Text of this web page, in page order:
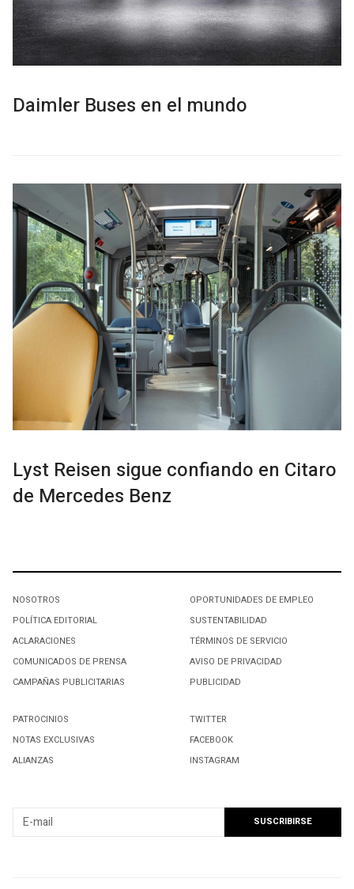
Daimler Buses en el mundo
Lyst Reisen sigue confiando en Citaro
de Mercedes Benz
NOSOTROS
POLÍTICA EDITORIAL
ACLARACIONES
COMUNICADOS DE PRENSA
CAMPAÑAS PUBLICITARIAS
OPORTUNIDADES DE EMPLEO
SUSTENTABILIDAD
TÉRMINOS DE SERVICIO
AVISO DE PRIVACIDAD
PUBLICIDAD
PATROCINIOS
NOTAS EXCLUSIVAS
ALIANZAS
TWITTER
FACEBOOK
INSTAGRAM